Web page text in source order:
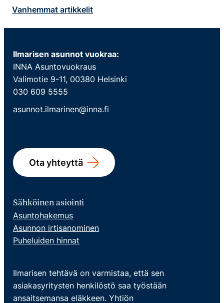
Artikkelien
Vanhemmat artikkelit
Ilmarisen asunnot vuokraa:
INNA Asuntovuokraus
Valimotie 9-11, 00380 Helsinki
030 609 5555
asunnot.ilmarinen@inna.fi
Ota yhteyttä
Sähköinen asiointi
Asuntohakemus
Asunnon irtisanominen
Puheluiden hinnat
Ilmarisen tehtävä on varmistaa, että sen
asiakasyritysten henkilöstö saa työstään
ansaitsemansa eläkkeen. Yhtiön